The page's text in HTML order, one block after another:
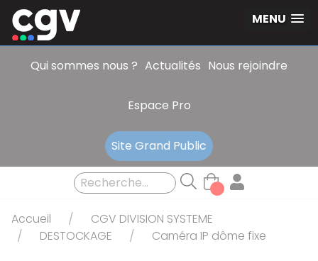
MENU
Qui sommes nous ? Actualités Nous rejoindre
Espace Pro
Site Grand Public
Accueil
CGV DIVISION SYSTEME
DESTOCKAGE
Caméra IP dôme fixe
Panneau de gestion des cookies